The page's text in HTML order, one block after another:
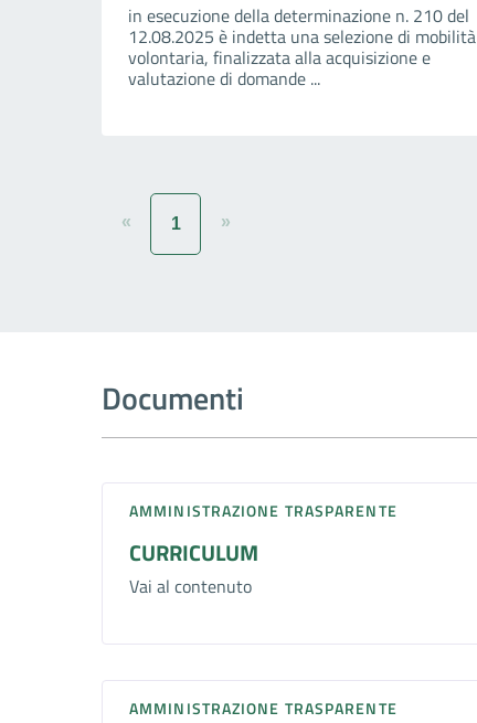
in esecuzione della determinazione n. 210 del
12.08.2025 è indetta una selezione di mobilità
volontaria, finalizzata alla acquisizione e
valutazione di domande ...
« 1 »
Documenti
AMMINISTRAZIONE TRASPARENTE
CURRICULUM
Vai al contenuto
AMMINISTRAZIONE TRASPARENTE